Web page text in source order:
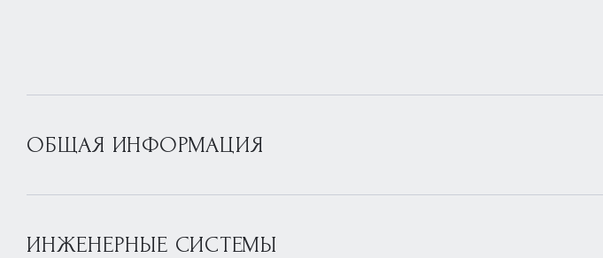
ОБЩАЯ ИНФОРМАЦИЯ
ИНЖЕНЕРНЫЕ СИСТЕМЫ